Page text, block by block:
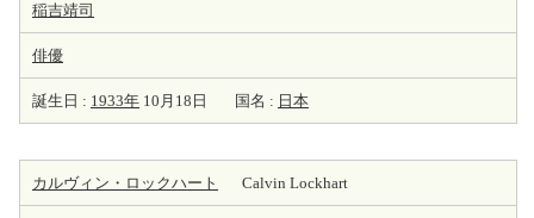
稲吉靖司
俳優
誕生日 : 1933年 10月18日 国名 : 日本
カルヴィン・ロックハート Calvin Lockhart